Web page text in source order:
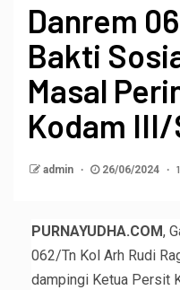
Danrem
Bakti
Masal
Kodam
admin 26/06/2024
PURNAYUDHA.COM,
062/Tn Kol Arh Rudi
dampingi Ketua Persit